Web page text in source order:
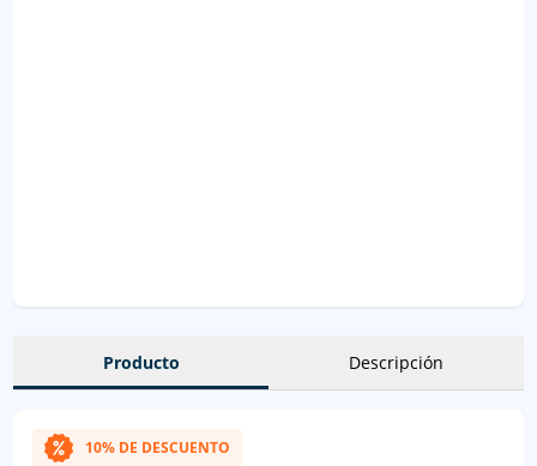
Producto Descripción
10% DE DESCUENTO